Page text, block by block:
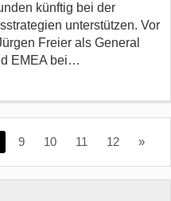
künftig bei der
unterstützen. Vor
Freier als General
EMEA bei…
9 10 11 12 »